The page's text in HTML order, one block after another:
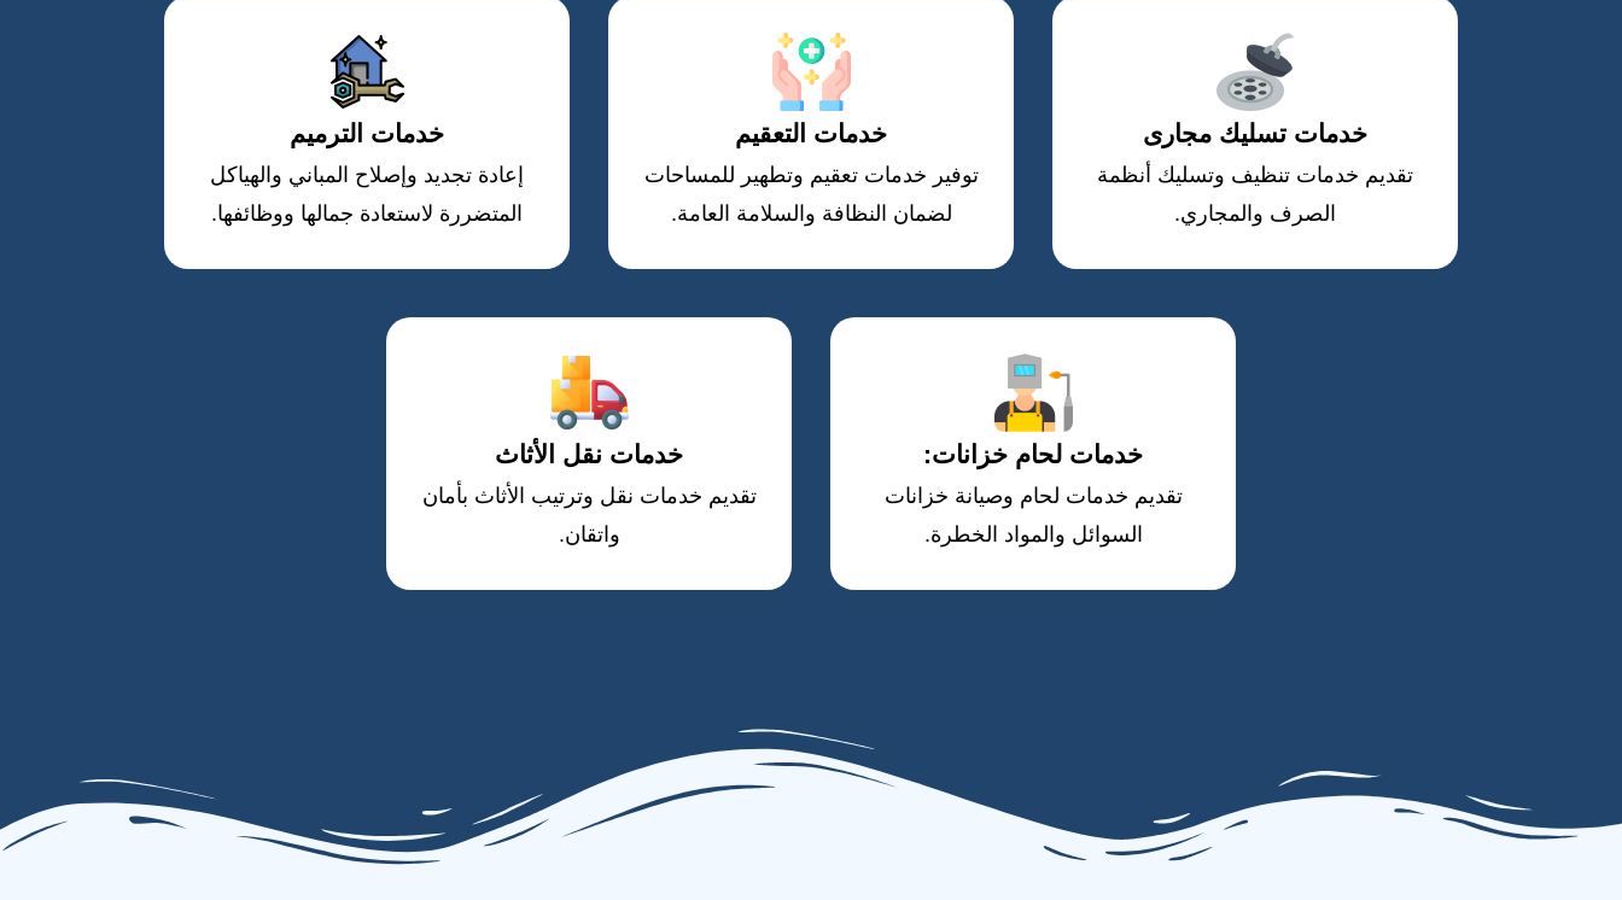
خدمات تسليك مجارى
تقديم خدمات تنظيف وتسليك أنظمة
الصرف والمجاري.
خدمات التعقيم
توفير خدمات تعقيم وتطهير للمساحات
لضمان النظافة والسلامة العامة.
خدمات الترميم
إعادة تجديد وإصلاح المباني والهياكل
المتضررة لاستعادة جمالها ووظائفها.
خدمات لحام خزانات:
تقديم خدمات لحام وصيانة خزانات
السوائل والمواد الخطرة.
خدمات نقل الأثاث
تقديم خدمات نقل وترتيب الأثاث بأمان
واتقان.